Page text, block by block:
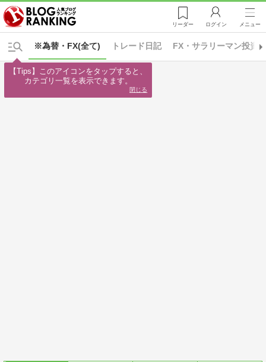
リーダー ログイン メニュー
※為替・FX(全て) トレード日記 FX・サラリーマン投資
【Tips】このアイコンをタップすると、
カテゴリ一覧を表示できます。
閉じる